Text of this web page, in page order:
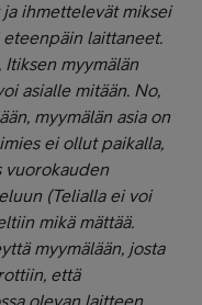
ihmettelevät miksei
eteenpäin laittaneet.
myymälän
asialle mitään. No,
myymälän asia on
ei ollut paikalla,
vuorokauden
(Telialla ei voi
mikä mättää.
myymälään, josta
että
olevan laitteen